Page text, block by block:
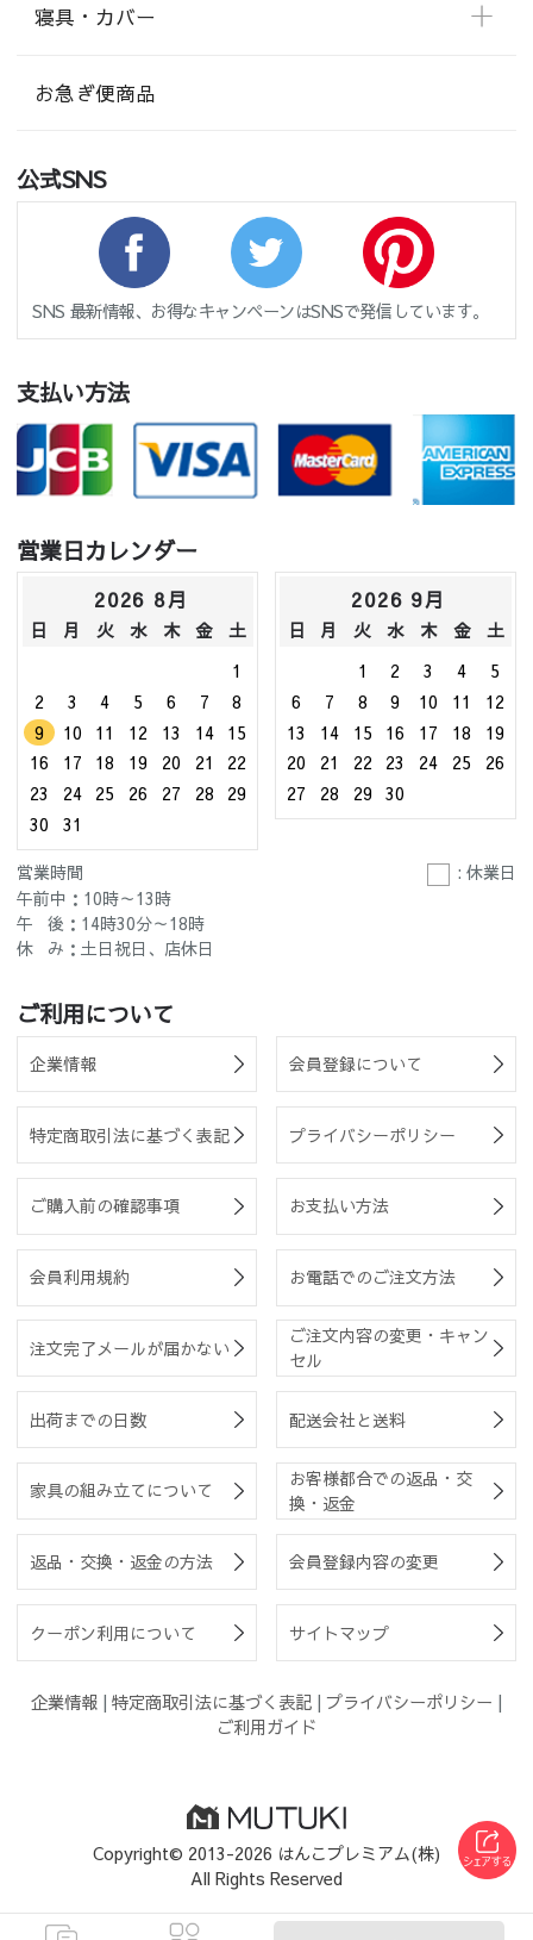
寝具・カバー
お急ぎ便商品
公式SNS
SNS 最新情報、お得なキャンペーンはSNSで発信しています。
支払い方法
営業日カレンダー
2026 8月
日 月 火 水 木 金
土
1
2
3 4 5 6 7
8
9
10 11 12 13 14
15
16
17 18 19 20 21
22
23
24 25 26 27 28
29
30
31
2026 9月
日 月 火 水 木 金
土
1
2 3 4
5
6
7 8 9 10 11
12
13
14 15 16 17 18
19
20
21 22 23 24 25
26
27
28 29 30
営業時間
: 休業日
午前中：10時～13時
午 後：14時30分～18時
休 み：土日祝日、店休日
ご利用について
企業情報 会員登録について
特定商取引法に基づく表記 プライバシーポリシー
ご購入前の確認事項 お支払い方法
会員利用規約 お電話でのご注文方法
注文完了メールが届かない
ご注文内容の変更・キャン
セル
出荷までの日数 配送会社と送料
家具の組み立てについて
お客様都合での返品・交
換・返金
返品・交換・返金の方法 会員登録内容の変更
クーポン利用について サイトマップ
企業情報 | 特定商取引法に基づく表記 | プライバシーポリシー |
ご利用ガイド
Copyright© 2013-2026 はんこプレミアム(株)
All Rights Reserved